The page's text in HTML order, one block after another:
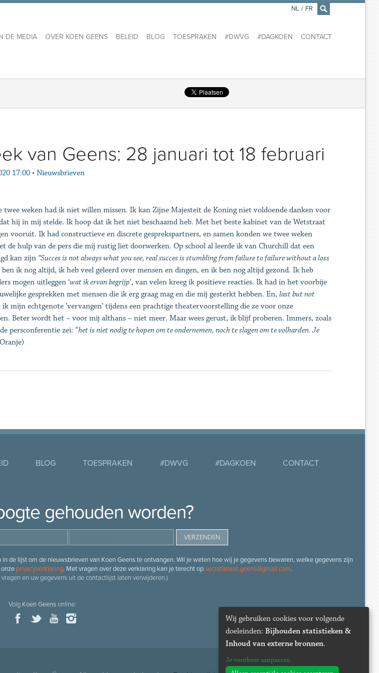
×
DE MEDIA OVER KOEN GEENS BELEID BLOG TOESPRAKEN #DWVG #DAGKOEN CONTACT
NL / FR
van Geens: 28 januari tot 18 februari
17:00 • Nieuwsbrieven
twee weken had ik niet willen missen. Ik kan Zijne Majesteit de Koning niet voldoende danken voor
hij in mij stelde. Ik hoop dat ik het niet beschaamd heb. Met het beste kabinet van de Wetstraat
vooruit. Ik had constructieve en discrete gesprekspartners, en samen konden we twee weken
de hulp van de pers die mij rustig liet doorwerken. Op school al leerde ik van Churchill dat een
kan zijn “Succes is not always what you see, real succes is stumbling from failure to failure without a loss
ik nog altijd, ik heb veel geleerd over mensen en dingen, en ik ben nog altijd gezond. Ik heb
mogen uitleggen ‘wat ik ervan begrijp’, van velen kreeg ik positieve reacties. Ik had in het voorbije
gesprekken met mensen die ik erg graag mag en die mij gesterkt hebben. En, last but not
mijn echtgenote ’vervangen’ tijdens een prachtige theatervoorstelling die ze voor onze
Beter wordt het – voor mij althans – niet meer. Maar wees gerust, ik blijf proberen. Immers, zoals
persconferentie zei: “het is niet nodig te hopen om te ondernemen, noch te slagen om te volharden. Je
BLOG TOESPRAKEN #DWVG #DAGKOEN CONTACT
gehouden worden?
de lijst om de nieuwsbrieven van Koen Geens te ontvangen. Wil je weten hoe wij je gegevens bewaren, welke gegevens zijn
privacyverklaring. Met vragen over deze verklaring kan je terecht opsecretariaat.geens@gmail.com.
en uw gegevens uit de contactlijst laten verwijderen.)
Volg Koen Geensonline:
Wij gebruiken cookies voor volgende
doeleinden: Bijhouden statistieken &
Inhoud van externe bronnen.
Je voorkeur aanpassen